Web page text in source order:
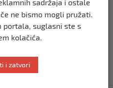
i za prijelaz Ripač –
KM.
sadržaja i ostale
ne bismo mogli pružati.
portala, suglasni ste s
kolačića.
i zatvori